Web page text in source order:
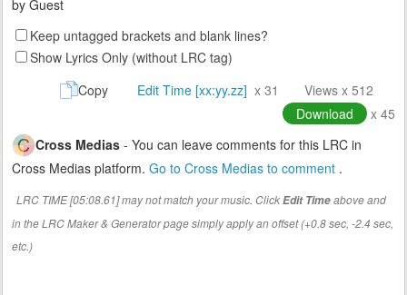
by Guest
Keep untagged brackets and blank lines?
Show Lyrics Only (without LRC tag)
Copy
Edit Time [xx:yy.zz] x 31
Views x 512
Download
x 45
Cross Medias - You can leave comments for this LRC in
Cross Medias platform. Go to Cross Medias to comment .
LRC TIME [05:08.61] may not match your music. ClickEdit Timeabove and
in the LRC Maker & Generator page simply apply an offset (+0.8 sec, -2.4 sec,
etc.)